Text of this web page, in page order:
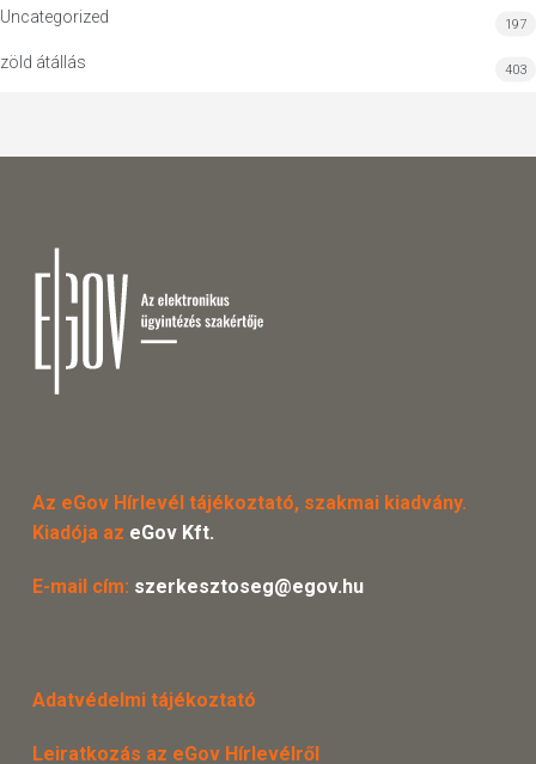
Uncategorized 197
zöld átállás 403
Az eGov Hírlevél tájékoztató, szakmai kiadvány.
Kiadója az eGov Kft.
E-mail cím: szerkesztoseg@egov.hu
Adatvédelmi tájékoztató
Leiratkozás az eGov Hírlevélről